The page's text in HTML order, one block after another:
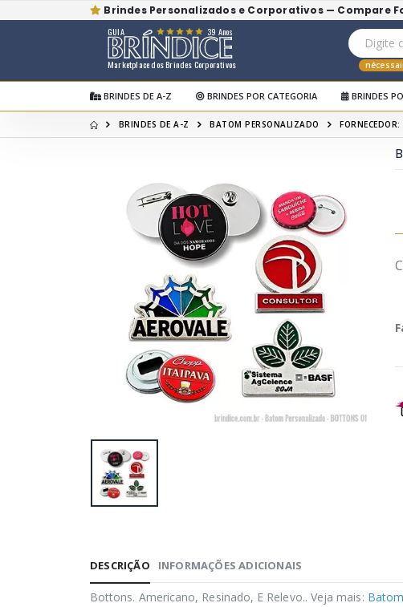
Brindes Personalizados e Corporativos — Compare
Marketplace dos Brindes Corporativos
GUIA 39 Anos
BRINDES DE A-Z BRINDES POR CATEGORIA BRINDES
BRINDES DE A-Z BATOM PERSONALIZADO
DESCRIÇÃO INFORMAÇÕES ADICIONAIS
Bottons. Americano, Resinado, E Relevo.. Veja mais: